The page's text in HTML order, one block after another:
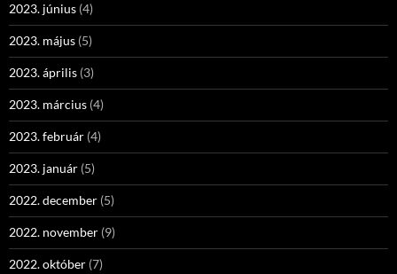
2023. június (4)
2023. május (5)
2023. április (3)
2023. március (4)
2023. február (4)
2023. január (5)
2022. december (5)
2022. november (9)
2022. október (7)